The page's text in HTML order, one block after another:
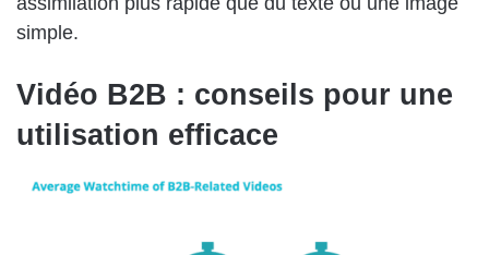
simple.
Vidéo B2B : conseils pour une
utilisation efficace